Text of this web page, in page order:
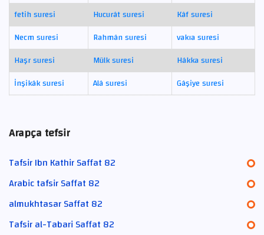
fetih suresi
Hucurât suresi
Kâf suresi
Necm suresi
Rahmân suresi
vakıa suresi
Haşr suresi
Mülk suresi
Hâkka suresi
İnşikâk suresi
Alâ suresi Gâşiye suresi
Arapça tefsir
Tafsir Ibn Kathir Saffat 82
Arabic tafsir Saffat 82
almukhtasar Saffat 82
Tafsir al-Tabari Saffat 82